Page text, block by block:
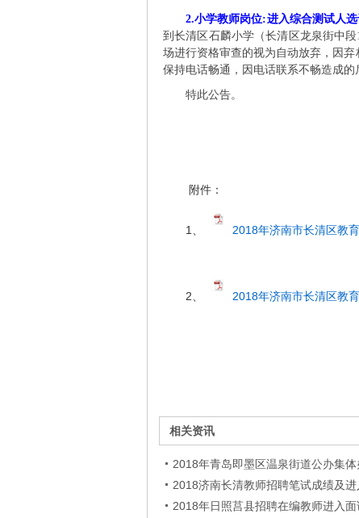
2.小学教师岗位:进入综合测试人
到长清区石麟小学（长清区龙泉街中段
场进行资格审查的视为自动放弃，因
保持电话畅通，因电话联系不畅造成的
特此公告。
附件：
1、 2018年济南市长清区教
2、 2018年济南市长清区教
相关资讯
2018年青岛即墨区温泉街道公办集
2018济南长清教师招聘笔试成绩及
2018年日照莒县招聘在编教师进入